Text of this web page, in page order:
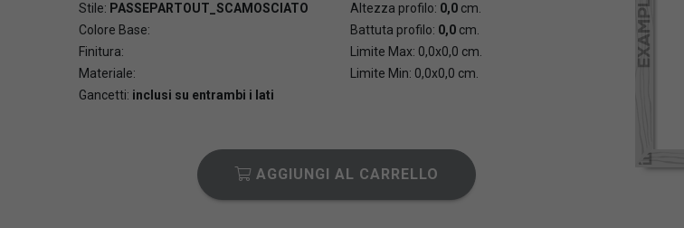
Stile: PASSEPARTOUT_SCAMOSCIATO
Colore Base:
Finitura:
Materiale:
Gancetti: inclusi su entrambi i lati
Altezza profilo: 0,0 cm.
Battuta profilo: 0,0 cm.
Limite Max: 0,0x0,0 cm.
Limite Min: 0,0x0,0 cm.
AGGIUNGI AL CARRELLO